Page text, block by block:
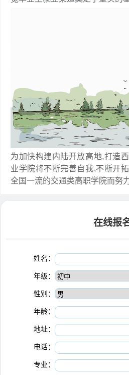
为加快构建内陆开放高地,打造
业学院将不断完善自我,不断开
全国一流的交通类高职学院而努
在线报
姓名：
年级：
性别：
年龄：
地址：
电话：
专业：